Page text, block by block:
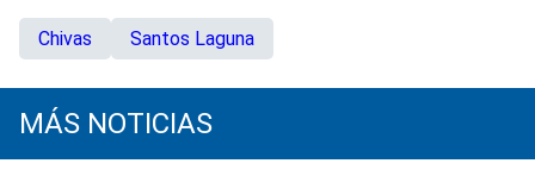
Chivas Santos Laguna
MÁS NOTICIAS